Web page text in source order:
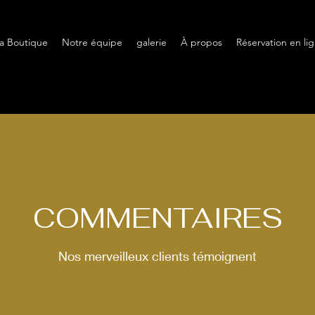
Boutique Notre équipe galerie À propos Réservation en
COMMENTAIRES
Nos merveilleux clients témoignent